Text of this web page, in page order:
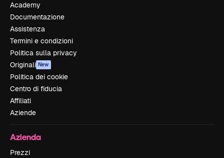
Academy
Documentazione
Assistenza
Termini e condizioni
Politica sulla privacy
Originali New
Politica dei cookie
Centro di fiducia
Affiliati
Aziende
Azienda
Prezzi